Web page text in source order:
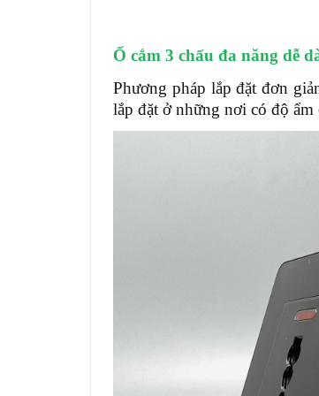
Ổ cắm 3 chấu đa năng dễ
Phương pháp lắp đặt đơn
lắp đặt ở những nơi có độ ẩm